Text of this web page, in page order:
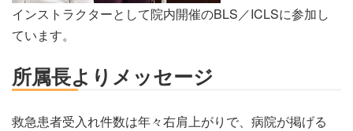
インストラクターとして院内開催のBLS／ICLSに参加し
ています。
所属長よりメッセージ
救急患者受入れ件数は年々右肩上がりで、病院が掲げる